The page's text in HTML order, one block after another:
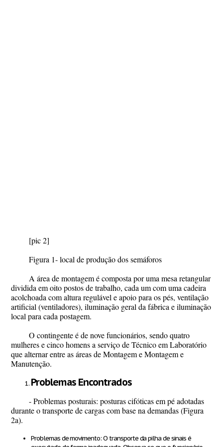
[pic 2]
Figura 1- local de produção dos semáforos
A área de montagem é composta por uma mesa retangular
dividida em oito postos de trabalho, cada um com uma cadeira
acolchoada com altura regulável e apoio para os pés, ventilação
artificial (ventiladores), iluminação geral da fábrica e iluminação
local para cada postagem.
O contingente é de nove funcionários, sendo quatro
mulheres e cinco homens a serviço de Técnico em Laboratório
que alternar entre as áreas de Montagem e Montagem e
Manutenção.
Problemas Encontrados
-Problemas posturais: posturas cifóticas em pé adotadas
durante o transporte de cargas com base na demandas (Figura
2a).
Problemas de movimento: O transporte da pilha de sinais é